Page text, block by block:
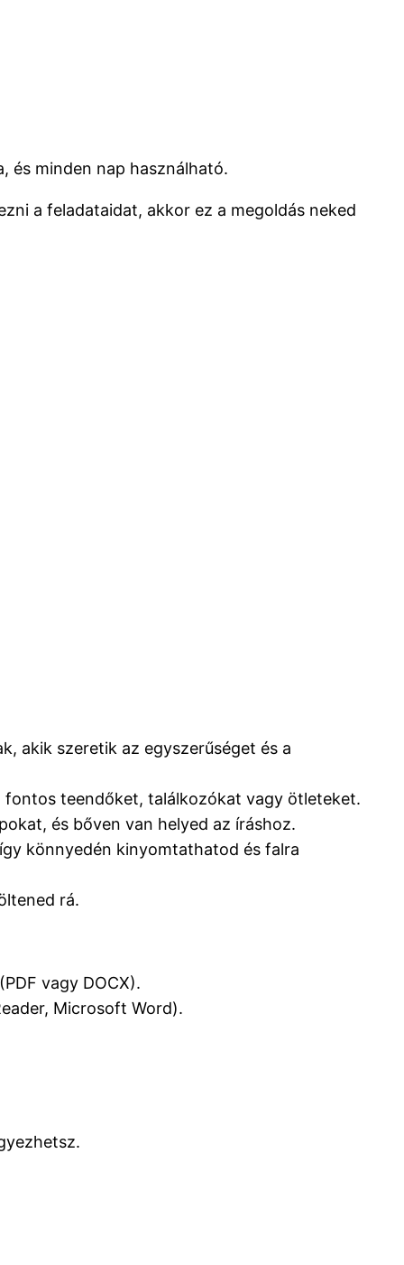
és minden nap használható.
a feladataidat, akkor ez a megoldás neked
akik szeretik az egyszerűséget és a
teendőket, találkozókat vagy ötleteket.
és bőven van helyed az íráshoz.
könnyedén kinyomtathatod és falra
rá.
vagy DOCX).
Microsoft Word).